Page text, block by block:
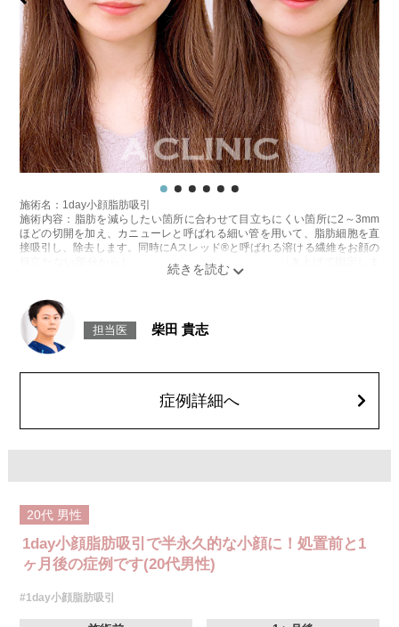
施術名：1day小顔脂肪吸引
施術内容：脂肪を減らしたい箇所に合わせて目立ちにくい箇所に2～3mm
ほどの切開を加え、カニューレと呼ばれる細い管を用いて、脂肪細胞を直
接吸引し、除去します。同時にAスレッド®と呼ばれる溶ける繊維をお顔の
目立たない部分から皮下へ挿入し、皮膚を内側から引き上げて固定しま
リスク、副作用：赤み、熱感、痛み、しびれ、むくみ、内出血、引き攣れ
感などが術後一時的に生じることがございます。また、稀に貧血、細菌感
染症、左右差、施術箇所の知覚鈍麻、ぼこつき、硬結、瘢痕化、色素沈
着、脂肪塞栓、皮膚のよれ、繊維の突出などを生じることがございます。
顔の脂肪吸引箇所の追加 1ヶ所ごと+162,800円(税込)
オプション：笑気麻酔 3,300円(税込)
担当医 柴田 貴志
症例詳細へ
20代 男性
1day小顔脂肪吸引で半永久的な小顔に！処置前と1
ヶ月後の症例です(20代男性)
#1day小顔脂肪吸引